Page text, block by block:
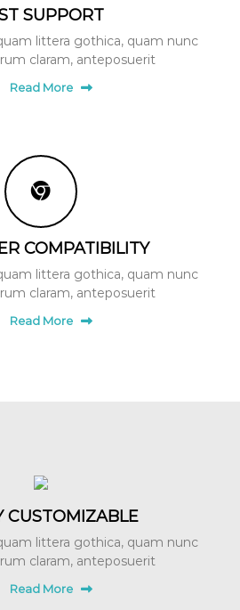
SUPPORT
littera gothica, quam nunc
claram, anteposuerit
Read More
COMPATIBILITY
littera gothica, quam nunc
claram, anteposuerit
Read More
CUSTOMIZABLE
littera gothica, quam nunc
claram, anteposuerit
Read More